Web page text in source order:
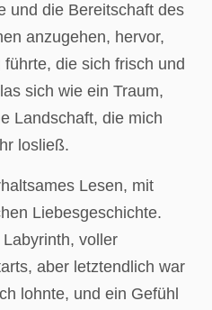
und die Bereitschaft des
anzugehen, hervor,
die sich frisch und
sich wie ein Traum,
Landschaft, die mich
losließ.
Lesen, mit
Liebesgeschichte.
voller
aber letztendlich war
lohnte, und ein Gefühl